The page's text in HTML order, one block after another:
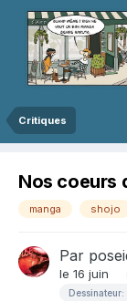
Critiques
Nos coeurs
manga shojo
Par
le 16 juin